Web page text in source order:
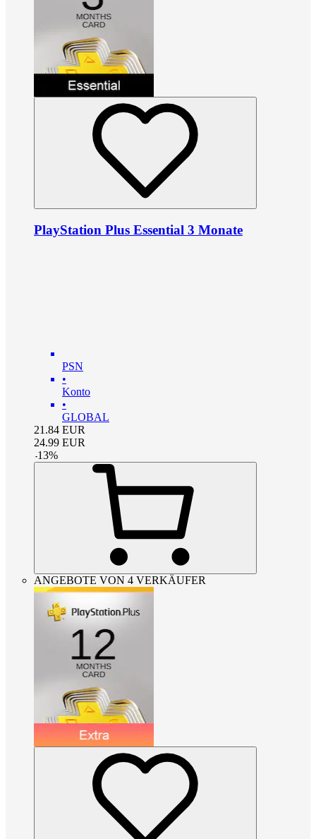
PlayStation Plus Essential 3 Monate
PSN
•
Konto
•
GLOBAL
21.84 EUR
24.99 EUR
-13%
ANGEBOTE VON 4 VERKÄUFER